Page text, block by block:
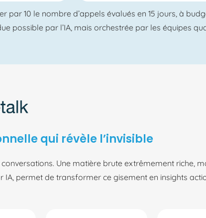
par 10 le nombre d’appels évalués en 15 jours, à
possible par l’IA, mais orchestrée par les équipes
qui révèle l’invisible
Une matière brute extrêmement riche,
permet de transformer ce gisement en insights